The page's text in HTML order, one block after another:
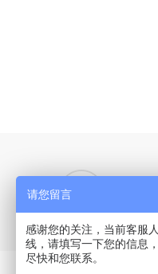
专注工商
请您留言
感谢您的关注，当前客服
线，请填写一下您的信息
尽快和您联系。